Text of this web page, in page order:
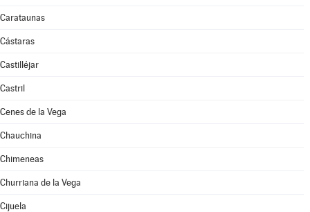
Carataunas
Cástaras
Castilléjar
Castril
Cenes de la Vega
Chauchina
Chimeneas
Churriana de la Vega
Cijuela